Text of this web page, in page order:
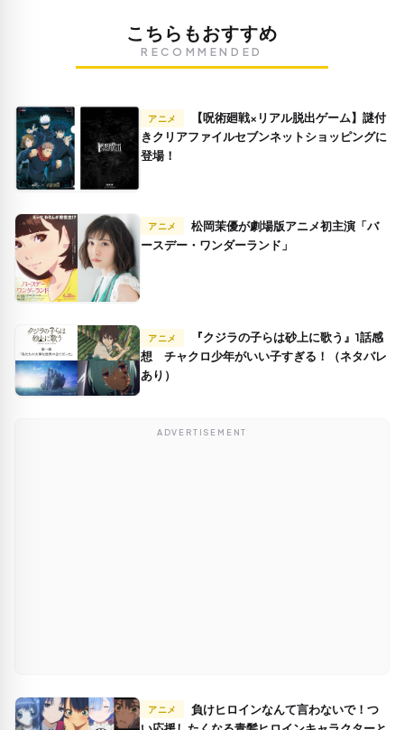
こちらもおすすめ
RECOMMENDED
アニメ
きクリアファイルセブンネットショッピングに
登場！
アニメ
ースデー・ワンダーランド」
アニメ
想 チャクロ少年がいい子すぎる！（ネタバレ
あり）
ADVERTISEMENT
アニメ